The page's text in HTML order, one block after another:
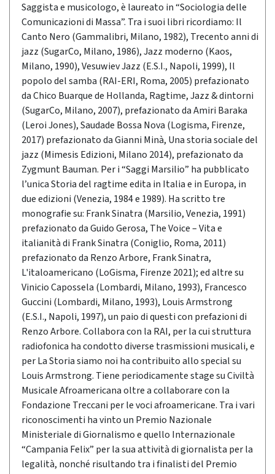
Saggista e musicologo, è laureato in “Sociologia delle
Comunicazioni di Massa”. Tra i suoi libri ricordiamo: Il
Canto Nero (Gammalibri, Milano, 1982), Trecento anni di
jazz (SugarCo, Milano, 1986), Jazz moderno (Kaos,
Milano, 1990), Vesuwiev Jazz (E.S.I., Napoli, 1999), Il
popolo del samba (RAI-ERI, Roma, 2005) prefazionato
da Chico Buarque de Hollanda, Ragtime, Jazz & dintorni
(SugarCo, Milano, 2007), prefazionato da Amiri Baraka
(Leroi Jones), Saudade Bossa Nova (Logisma, Firenze,
2017) prefazionato da Gianni Minà, Una storia sociale del
jazz (Mimesis Edizioni, Milano 2014), prefazionato da
Zygmunt Bauman. Per i “Saggi Marsilio” ha pubblicato
l’unica Storia del ragtime edita in Italia e in Europa, in
due edizioni (Venezia, 1984 e 1989). Ha scritto tre
monografie su: Frank Sinatra (Marsilio, Venezia, 1991)
prefazionato da Guido Gerosa, The Voice – Vita e
italianità di Frank Sinatra (Coniglio, Roma, 2011)
prefazionato da Renzo Arbore, Frank Sinatra,
L'italoamericano (LoGisma, Firenze 2021); ed altre su
Vinicio Capossela (Lombardi, Milano, 1993), Francesco
Guccini (Lombardi, Milano, 1993), Louis Armstrong
(E.S.I., Napoli, 1997), un paio di questi con prefazioni di
Renzo Arbore. Collabora con la RAI, per la cui struttura
radiofonica ha condotto diverse trasmissioni musicali, e
per La Storia siamo noi ha contribuito allo special su
Louis Armstrong. Tiene periodicamente stage su Civiltà
Musicale Afroamericana oltre a collaborare con la
Fondazione Treccani per le voci afroamericane. Tra i vari
riconoscimenti ha vinto un Premio Nazionale
Ministeriale di Giornalismo e quello Internazionale
“Campania Felix” per la sua attività di giornalista per la
legalità, nonché risultando tra i finalisti del Premio